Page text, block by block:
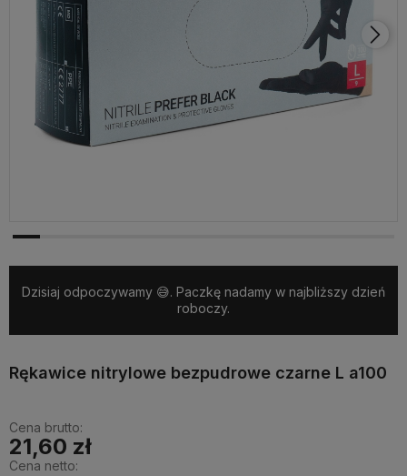
Dzisiaj odpoczywamy 😅. Paczkę nadamy w najbliższy dzień
roboczy.
Rękawice nitrylowe bezpudrowe czarne L a100
Cena brutto:
21,60 zł
Cena netto: